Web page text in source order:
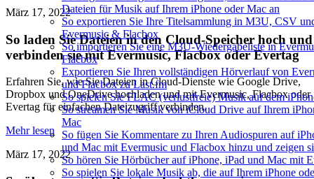
Dateien für Musik auf Ihrem iPhone oder Mac an
So exportieren Sie Ihre Titelsammlung in M3U, CSV
Evermusic & Flacbox
So importieren Sie eine M3U-Wiedergabeliste in
Flacbox
Exportieren Sie Ihren vollständigen Hörverlauf von
und Flacbox zu Last.fm
So spielen Sie FLAC (verlustfreie) Musik auf dem
So streamen Sie Musik von iCloud Drive auf Ihrem
Mac
So fügen Sie Kommentare zu Ihren Audiospuren auf
und Mac mit Evermusic und Flacbox hinzu und zeigen
So hören Sie Hörbücher auf iPhone, iPad und Mac mit
So spielen Sie lokale Musik ab, die auf Ihrem iPhone
März 17, 2022
So laden Sie Dateien in den Cloud-Speicher hoch und
verbinden sie mit Evermusic, Flacbox oder Evertag
Erfahren Sie, wie Sie Dateien in Cloud-Dienste wie Google Drive,
Dropbox und OneDrive hochladen und mit Evermusic, Flacbox oder
Evertag für einfachen Dateizugriff verbinden.
Mehr lesen
März 17, 2022